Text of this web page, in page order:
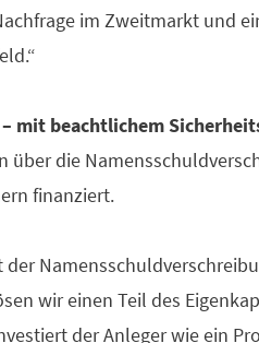
im Zweitmarkt und
mit beachtlichem
die
finanziert.
der
wir einen Teil des
der Anleger wie ein